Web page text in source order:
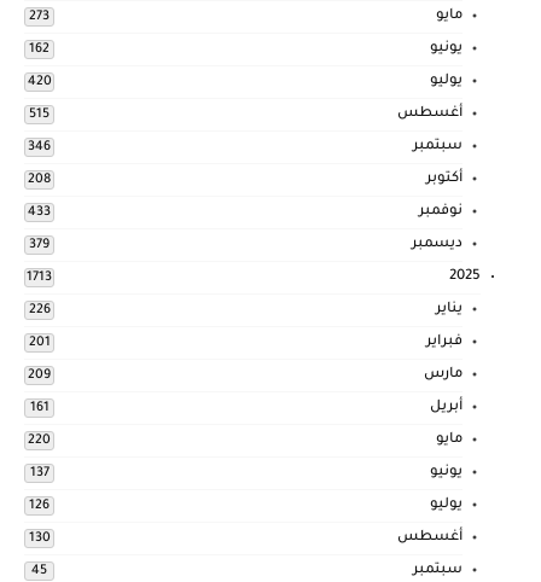
مايو 273
يونيو 162
يوليو 420
أغسطس 515
سبتمبر 346
أكتوبر 208
نوفمبر 433
ديسمبر 379
2025
1713
يناير 226
فبراير 201
مارس 209
أبريل 161
مايو 220
يونيو 137
يوليو 126
أغسطس 130
سبتمبر 45